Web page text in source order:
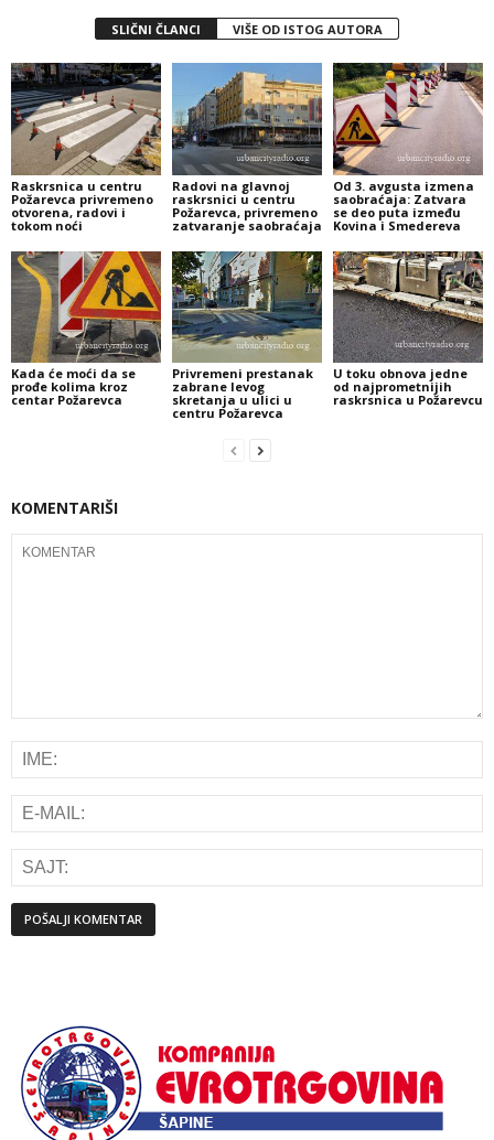
SLIČNI ČLANCI VIŠE OD ISTOG AUTORA
Raskrsnica u centru
Požarevca privremeno
otvorena, radovi i
tokom noći
Radovi na glavnoj
raskrsnici u centru
Požarevca, privremeno
zatvaranje saobraćaja
Od 3. avgusta izmena
saobraćaja: Zatvara
se deo puta između
Kovina i Smedereva
Kada će moći da se
prođe kolima kroz
centar Požarevca
Privremeni prestanak
zabrane levog
skretanja u ulici u
centru Požarevca
U toku obnova jedne
od najprometnijih
raskrsnica u Požarevcu
KOMENTARIŠI